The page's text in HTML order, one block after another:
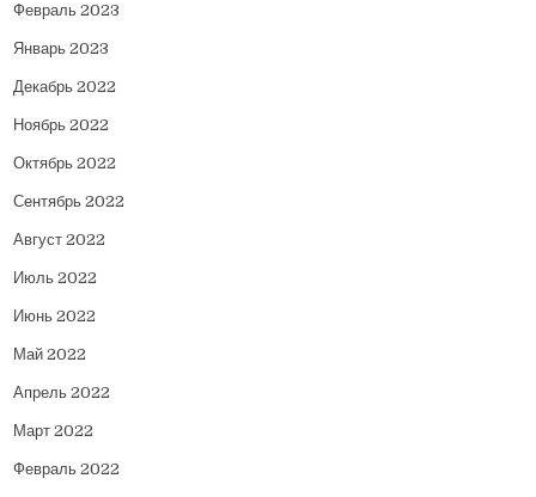
Февраль 2023
Январь 2023
Декабрь 2022
Ноябрь 2022
Октябрь 2022
Сентябрь 2022
Август 2022
Июль 2022
Июнь 2022
Май 2022
Апрель 2022
Март 2022
Февраль 2022